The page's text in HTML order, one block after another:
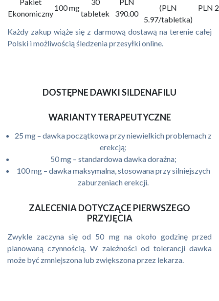
Ekonomiczny
100 mg
tabletek
390.00
(PLN
5.97/tabletka)
PLN
Każdy zakup wiąże się z darmową dostawą na terenie całej
Polski i możliwością śledzenia przesyłki online.
DOSTĘPNE DAWKI SILDENAFILU
WARIANTY TERAPEUTYCZNE
25 mg – dawka początkowa przy niewielkich problemach z
erekcją;
50 mg – standardowa dawka doraźna;
100 mg – dawka maksymalna, stosowana przy silniejszych
zaburzeniach erekcji.
ZALECENIA DOTYCZĄCE PIERWSZEGO
PRZYJĘCIA
Zwykle zaczyna się od 50 mg na około godzinę przed
planowaną czynnością. W zależności od tolerancji dawka
może być zmniejszona lub zwiększona przez lekarza.